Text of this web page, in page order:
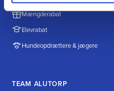
TILBUD & INFO
Mængderabat
Elevrabat
Hundeopdrættere & jægere
TEAM ALUTORP